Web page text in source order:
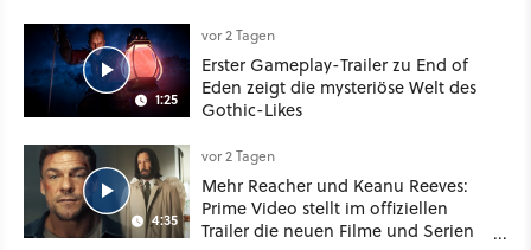
Schwert
1:25
vor 2 Tagen
Erster Gameplay-Trailer zu End of
Eden zeigt die mysteriöse Welt des
Gothic-Likes
4:35
vor 2 Tagen
Mehr Reacher und Keanu Reeves:
Prime Video stellt im offiziellen
Trailer die neuen Filme und Serien